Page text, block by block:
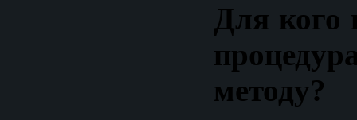
Для кого
методу?